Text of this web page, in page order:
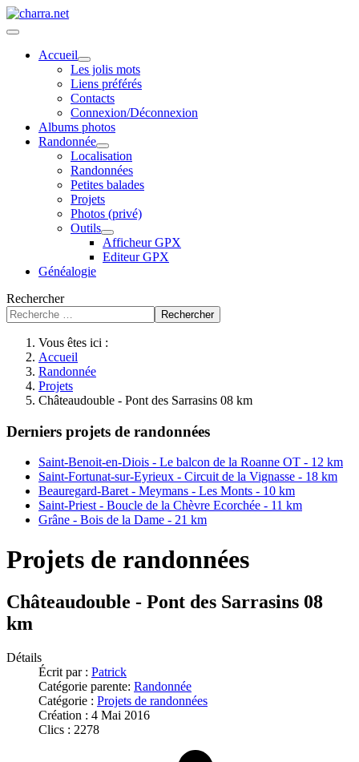
Accueil
Les jolis mots
Liens préférés
Contacts
Connexion/Déconnexion
Albums photos
Randonnée
Localisation
Randonnées
Petites balades
Projets
Photos (privé)
Outils
Afficheur GPX
Editeur GPX
Généalogie
Rechercher
Rechercher
Vous êtes ici :
Accueil
Randonnée
Projets
Châteaudouble - Pont des Sarrasins 08 km
Derniers projets de randonnées
Saint-Benoit-en-Diois - Le balcon de la Roanne OT - 12 km
Saint-Fortunat-sur-Eyrieux - Circuit de la Vignasse - 18 km
Beauregard-Baret - Meymans - Les Monts - 10 km
Saint-Priest - Boucle de la Chèvre Ecorchée - 11 km
Grâne - Bois de la Dame - 21 km
Projets de randonnées
Châteaudouble - Pont des Sarrasins 08
km
Détails
Écrit par : Patrick
Catégorie parente: Randonnée
Catégorie : Projets de randonnées
Création : 4 Mai 2016
Clics : 2278